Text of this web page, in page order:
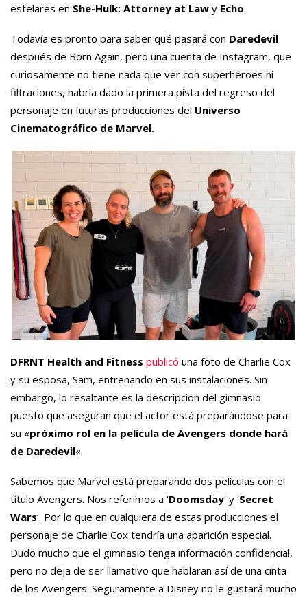
estelares en She-Hulk: Attorney at Law y Echo.
Todavía es pronto para saber qué pasará con Daredevil
después de Born Again, pero una cuenta de Instagram, que
curiosamente no tiene nada que ver con superhéroes ni
filtraciones, habría dado la primera pista del regreso del
personaje en futuras producciones del Universo
Cinematográfico de Marvel.
DFRNT Health and Fitness publicó una foto de Charlie Cox
y su esposa, Sam, entrenando en sus instalaciones. Sin
embargo, lo resaltante es la descripción del gimnasio
puesto que aseguran que el actor está preparándose para
su «próximo rol en la película de Avengers donde hará
de Daredevil«.
Sabemos que Marvel está preparando dos películas con el
título Avengers. Nos referimos a ‘Doomsday‘ y ‘Secret
Wars‘. Por lo que en cualquiera de estas producciones el
personaje de Charlie Cox tendría una aparición especial.
Dudo mucho que el gimnasio tenga información confidencial,
pero no deja de ser llamativo que hablaran así de una cinta
de los Avengers. Seguramente a Disney no le gustará mucho